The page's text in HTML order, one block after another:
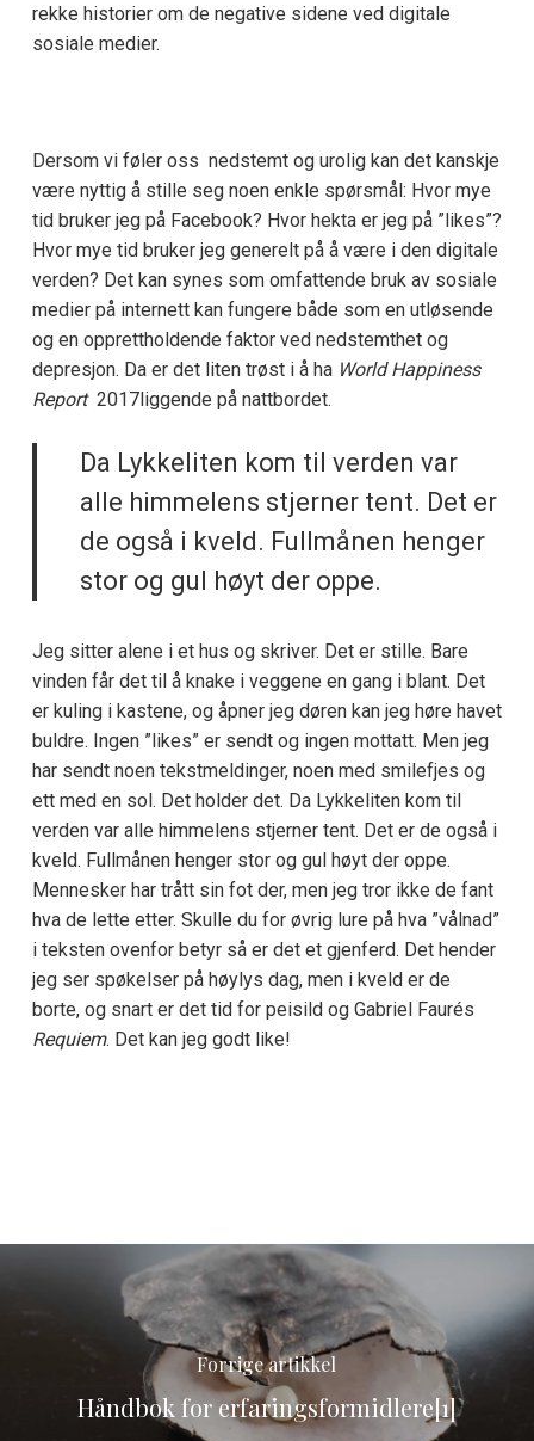
rekke historier om de negative sidene ved digitale
sosiale medier.
Dersom vi føler oss nedstemt og urolig kan det kanskje
være nyttig å stille seg noen enkle spørsmål: Hvor mye
tid bruker jeg på Facebook? Hvor hekta er jeg på ”likes”?
Hvor mye tid bruker jeg generelt på å være i den digitale
verden? Det kan synes som omfattende bruk av sosiale
medier på internett kan fungere både som en utløsende
og en opprettholdende faktor ved nedstemthet og
depresjon. Da er det liten trøst i å ha World Happiness
Report 2017liggende på nattbordet.
Da Lykkeliten kom til verden var
alle himmelens stjerner tent. Det er
de også i kveld. Fullmånen henger
stor og gul høyt der oppe.
Jeg sitter alene i et hus og skriver. Det er stille. Bare
vinden får det til å knake i veggene en gang i blant. Det
er kuling i kastene, og åpner jeg døren kan jeg høre havet
buldre. Ingen ”likes” er sendt og ingen mottatt. Men jeg
har sendt noen tekstmeldinger, noen med smilefjes og
ett med en sol. Det holder det. Da Lykkeliten kom til
verden var alle himmelens stjerner tent. Det er de også i
kveld. Fullmånen henger stor og gul høyt der oppe.
Mennesker har trått sin fot der, men jeg tror ikke de fant
hva de lette etter. Skulle du for øvrig lure på hva ”vålnad”
i teksten ovenfor betyr så er det et gjenferd. Det hender
jeg ser spøkelser på høylys dag, men i kveld er de
borte, og snart er det tid for peisild og Gabriel Faurés
Requiem. Det kan jeg godt like!
Forrige artikkel
Håndbok for erfaringsformidlere[1]